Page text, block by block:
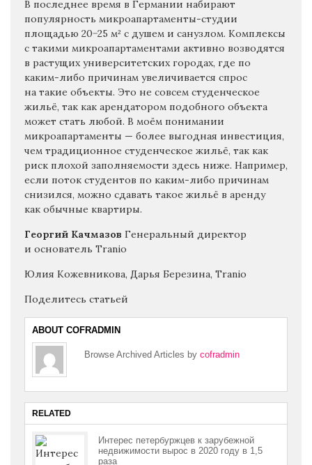
В последнее время в Германии набирают
популярность микроапартаменты-студии
площадью 20−25 м² с душем и санузлом. Комплексы
с такими микроапартаментами активно возводятся
в растущих университетских городах, где по
каким-либо причинам увеличивается спрос
на такие объекты. Это не совсем студенческое
жильё, так как арендатором подобного объекта
может стать любой. В моём понимании
микроапартаменты — более выгодная инвестиция,
чем традиционное студенческое жильё, так как
риск плохой заполняемости здесь ниже. Например,
если поток студентов по каким-либо причинам
снизился, можно сдавать такое жильё в аренду
как обычные квартиры.
Георгий Качмазов Генеральный директор
и основатель Tranio
Юлия Кожевникова, Дарья Березина, Tranio
Поделитесь статьей
ABOUT COFRADMIN
Browse Archived Articles by cofradmin
RELATED
Интерес петербуржцев к зарубежной
недвижимости вырос в 2020 году в 1,5
раза